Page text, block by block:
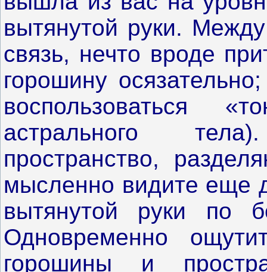
вытянутой руки.
связь, нечто вроде
горошину
воспользоваться
астрального
пространство,
мысленно видите еще
вытянутой руки по
Одновременно
горошины и